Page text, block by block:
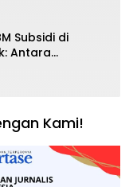
Subsidi di
Antara
Konsumen,
Kami!